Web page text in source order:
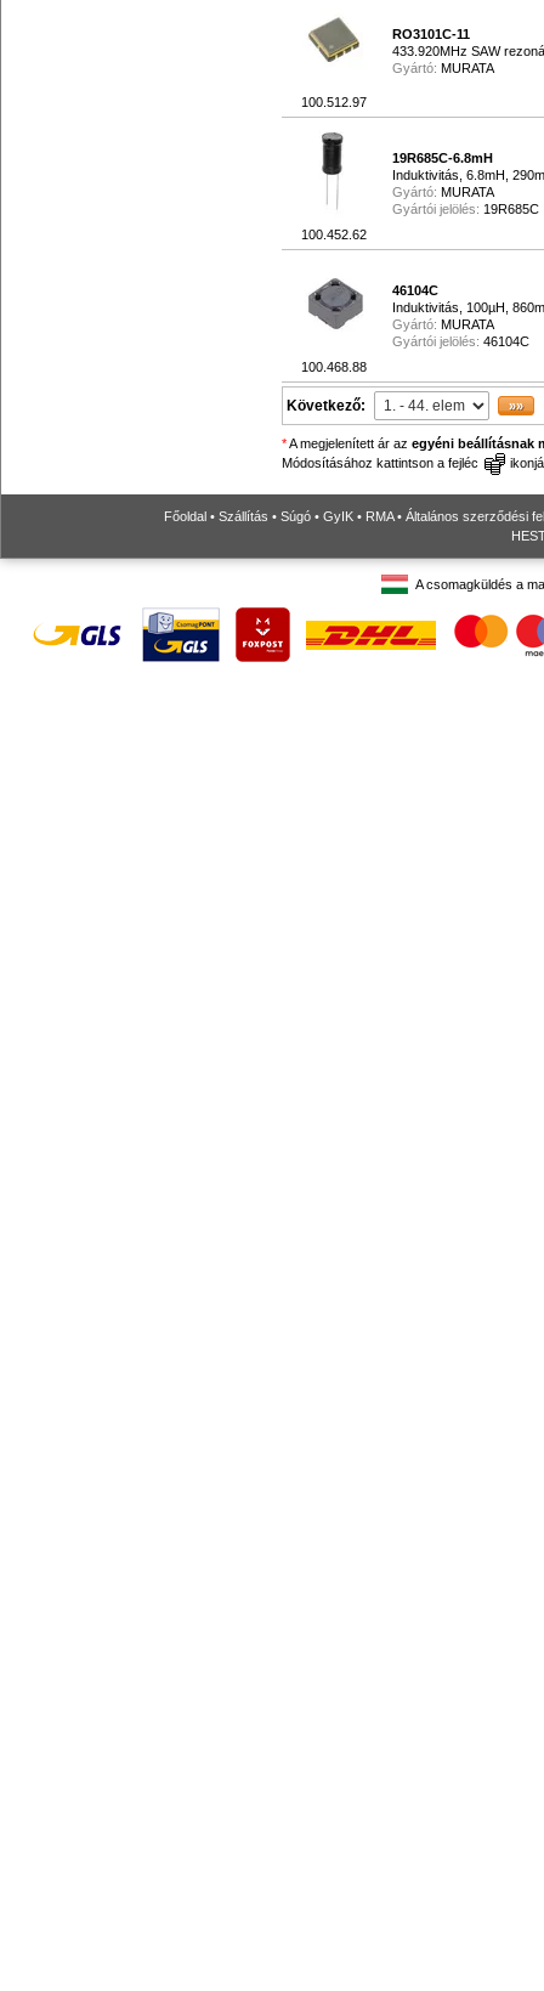
100.512.97
RO3101C-11
433.920MHz SAW
Gyártó: MURATA
100.452.62
19R685C-6.8mH
Induktivitás, 6.8mH,
Gyártó: MURATA
Gyártói jelölés: 19R685C
100.468.88
46104C
Induktivitás, 100µH,
Gyártó: MURATA
Gyártói jelölés: 46104C
Következő:
*A megjelenített ár az egyéni beállításnak
Módosításához kattintson a fejléc
Főoldal • Szállítás • Súgó • GyIK • RMA• Általános szerződési
A csomagküldés a